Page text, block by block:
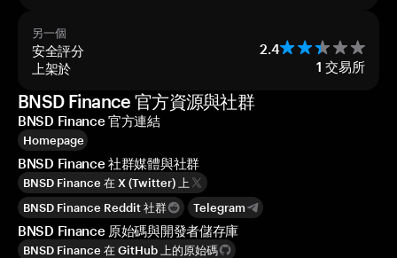
另一個
安全評分 2.4
上架於 1 交易所
BNSD Finance 官方資源與社群
BNSD Finance 官方連結
Homepage
BNSD Finance 社群媒體與社群
BNSD Finance 在 X (Twitter) 上
BNSD Finance Reddit 社群
Telegram
BNSD Finance 原始碼與開發者儲存庫
BNSD Finance 在 GitHub 上的原始碼